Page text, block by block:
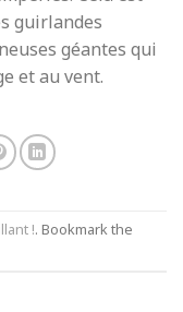
guirlandes
géantes qui
et au vent.
!. Bookmark the